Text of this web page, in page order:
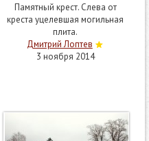
Памятный крест. Слева от
креста уцелевшая могильная
плита.
Дмитрий Лоптев
3 ноября 2014